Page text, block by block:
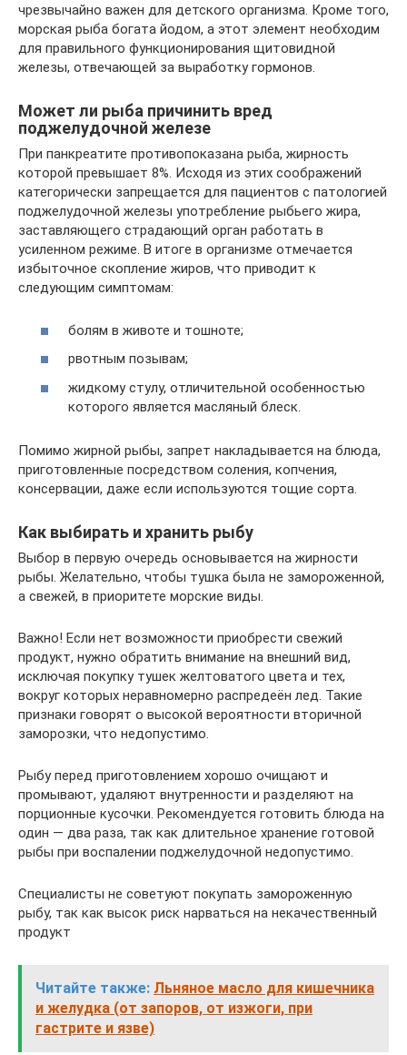
чрезвычайно важен для детского организма. Кроме того,
морская рыба богата йодом, а этот элемент необходим
для правильного функционирования щитовидной
железы, отвечающей за выработку гормонов.
Может ли рыба причинить вред
поджелудочной железе
При панкреатите противопоказана рыба, жирность
которой превышает 8%. Исходя из этих соображений
категорически запрещается для пациентов с патологией
поджелудочной железы употребление рыбьего жира,
заставляющего страдающий орган работать в
усиленном режиме. В итоге в организме отмечается
избыточное скопление жиров, что приводит к
следующим симптомам:
болям в животе и тошноте;
рвотным позывам;
жидкому стулу, отличительной особенностью
которого является масляный блеск.
Помимо жирной рыбы, запрет накладывается на блюда,
приготовленные посредством соления, копчения,
консервации, даже если используются тощие сорта.
Как выбирать и хранить рыбу
Выбор в первую очередь основывается на жирности
рыбы. Желательно, чтобы тушка была не замороженной,
а свежей, в приоритете морские виды.
Важно! Если нет возможности приобрести свежий
продукт, нужно обратить внимание на внешний вид,
исключая покупку тушек желтоватого цвета и тех,
вокруг которых неравномерно распредеён лед. Такие
признаки говорят о высокой вероятности вторичной
заморозки, что недопустимо.
Рыбу перед приготовлением хорошо очищают и
промывают, удаляют внутренности и разделяют на
порционные кусочки. Рекомендуется готовить блюда на
один — два раза, так как длительное хранение готовой
рыбы при воспалении поджелудочной недопустимо.
Специалисты не советуют покупать замороженную
рыбу, так как высок риск нарваться на некачественный
продукт
Читайте также: Льняное масло для кишечника
и желудка (от запоров, от изжоги, при
гастрите и язве)